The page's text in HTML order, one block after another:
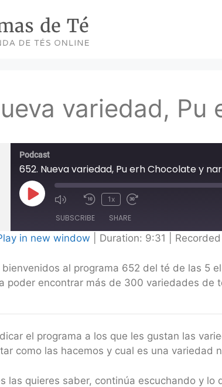
variedad, Pu
Podcast
652. Nueva variedad, Pu erh Chocolate y
Play
Episode
1x
SUBSCRIBE SHARE
in new window Duration: 9:31
al programa 652 del té de las 5
poder encontrar más de 300 variedades de
el programa a los que les gustan las
como las hacemos y cual es una variedad
las quieres saber, continúa escuchando y lo